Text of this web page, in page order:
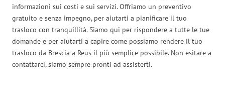
informazioni sui costi e sui servizi. Offriamo un preventivo
gratuito e senza impegno, per aiutarti a pianificare il tuo
trasloco con tranquillità. Siamo qui per rispondere a tutte le tue
domande e per aiutarti a capire come possiamo rendere il tuo
trasloco da Brescia a Reus il più semplice possibile. Non esitare a
contattarci, siamo sempre pronti ad assisterti.